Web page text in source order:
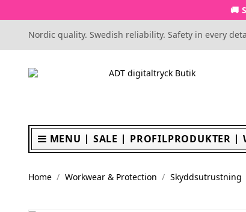
🚚
Nordic quality. Swedish reliability. Safety in every
MENU SALE PROFILPRODUKTER
Home Workwear & Protection Skyddsutrustning